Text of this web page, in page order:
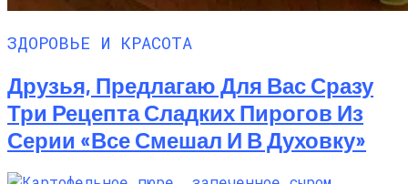
ЗДОРОВЬЕ И КРАСОТА
Друзья, Предлагаю Для Вас Сразу
Три Рецепта Сладких Пирогов Из
Серии «все Смешал И В Духовку»